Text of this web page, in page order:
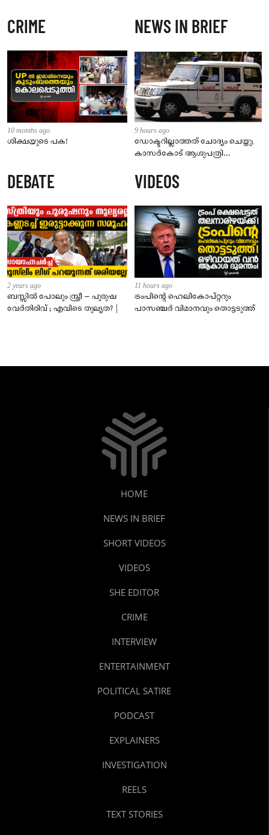
CRIME
10 months ago
ശിക്ഷയുടെ പക!
NEWS IN BRIEF
9 hours ago
ഡോക്ടറില്ലാത്തത് ചോദ്യം ചെയ്തു;
കാസർകോട് ആശുപത്രി
നാട്ടുകാർക്കെതിരെ കേസ്
DEBATE
2 years ago
ബസ്സിൽ പോലും സ്ത്രീ – പുരുഷ
വേർതിരിവ് ; എവിടെ തുല്യത? |
VIDEOS
11 hours ago
ട്രംപിന്റെ ഹെലികോപ്റ്ററും
പാസഞ്ചര്‍ വിമാനവും തൊട്ടടുത്ത്
HOME
NEWS IN BRIEF
SHORT VIDEOS
VIDEOS
SHE EDITOR
CRIME
INTERVIEW
ENTERTAINMENT
POLITICAL SATIRE
PODCAST
EXPLAINERS
INVESTIGATION
REELS
TEXT STORIES